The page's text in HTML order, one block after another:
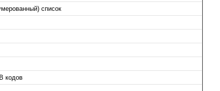
список
кодов